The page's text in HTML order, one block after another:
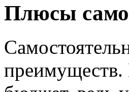
Плюсы
преимуществ.